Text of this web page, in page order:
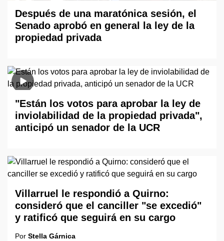
Después de una maratónica sesión, el
Senado aprobó en general la ley de la
propiedad privada
"Están los votos para aprobar la ley de
inviolabilidad de la propiedad privada",
anticipó un senador de la UCR
Villarruel le respondió a Quirno:
consideró que el canciller "se excedió"
y ratificó que seguirá en su cargo
Por Stella Gárnica